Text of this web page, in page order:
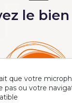
le
que votre
pas ou votre